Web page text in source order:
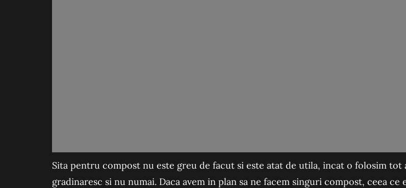
Sita pentru compost nu este greu de facut si este atat de utila, incat o folosim tot
gradinaresc si nu numai. Daca avem in plan sa ne facem singuri compost, ceea ce